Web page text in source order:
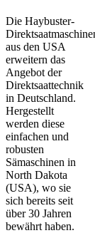
Die Haybuster-
aus den USA
erweitern das
Angebot der
Direktsaattechnik
in Deutschland.
Hergestellt
werden diese
einfachen und
robusten
Sämaschinen in
North Dakota
(USA), wo sie
sich bereits seit
über 30 Jahren
bewährt haben.